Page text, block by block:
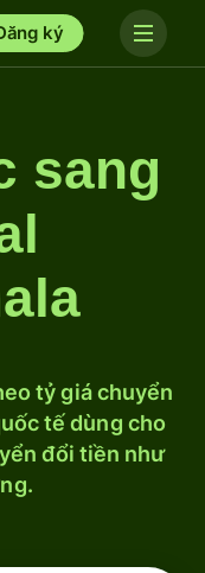
ký
sang
tỷ giá chuyển
tế dùng cho
đổi tiền như